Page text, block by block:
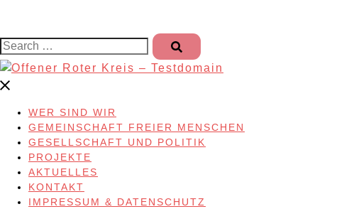
Search…
WER SIND WIR
GEMEINSCHAFT FREIER MENSCHEN
GESELLSCHAFT UND POLITIK
PROJEKTE
AKTUELLES
KONTAKT
IMPRESSUM & DATENSCHUTZ